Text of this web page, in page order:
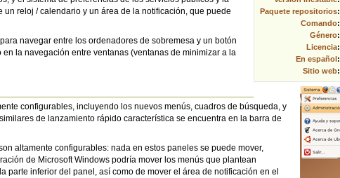
Paquete repositorios:
Comando:
Género:
Licencia:
En español :
Sitio web:
reloj / calendario y un área de la notificación, que puede
navegar entre los ordenadores de sobremesa y un botón
la navegación entre ventanas (ventanas de minimizar a la
configurables, incluyendo los nuevos menús, cuadros de búsqueda, y
de lanzamiento rápido característica se encuentra en la barra de
altamente configurables: nada en estos paneles se puede mover,
de Microsoft Windows podría mover los menús que plantean
inferior del panel, así como de mover el área de notificación en el